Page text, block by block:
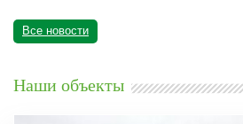
Все новости
Наши объекты